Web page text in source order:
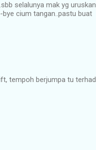
selalunya mak yg uruskan
bye cium tangan..pastu buat
tempoh berjumpa tu terhad